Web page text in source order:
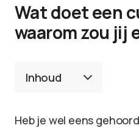
Wat doet een
waarom zou jij
Inhoud
Heb je wel eens